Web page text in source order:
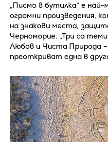
„Писмо в бутилка“ е
огромни произведения,
на знакови места,
Черноморие. „Три са
Любов и Чиста Природа
преоткриват една в